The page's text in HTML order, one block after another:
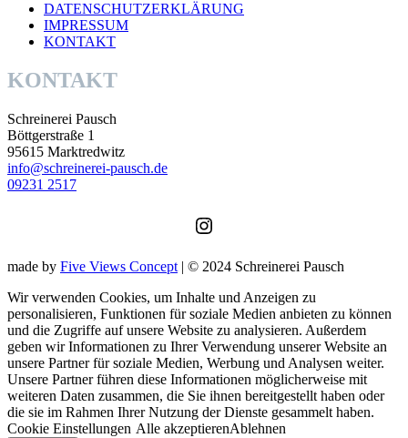
DATENSCHUTZERKLÄRUNG
IMPRESSUM
KONTAKT
KONTAKT
Schreinerei Pausch
Böttgerstraße 1
95615 Marktredwitz
info@schreinerei-pausch.de
09231 2517
Instagram
made by Five Views Concept | © 2024 Schreinerei Pausch
Wir verwenden Cookies, um Inhalte und Anzeigen zu
personalisieren, Funktionen für soziale Medien anbieten zu können
und die Zugriffe auf unsere Website zu analysieren. Außerdem
geben wir Informationen zu Ihrer Verwendung unserer Website an
unsere Partner für soziale Medien, Werbung und Analysen weiter.
Unsere Partner führen diese Informationen möglicherweise mit
weiteren Daten zusammen, die Sie ihnen bereitgestellt haben oder
die sie im Rahmen Ihrer Nutzung der Dienste gesammelt haben.
Cookie Einstellungen Alle akzeptierenAblehnen